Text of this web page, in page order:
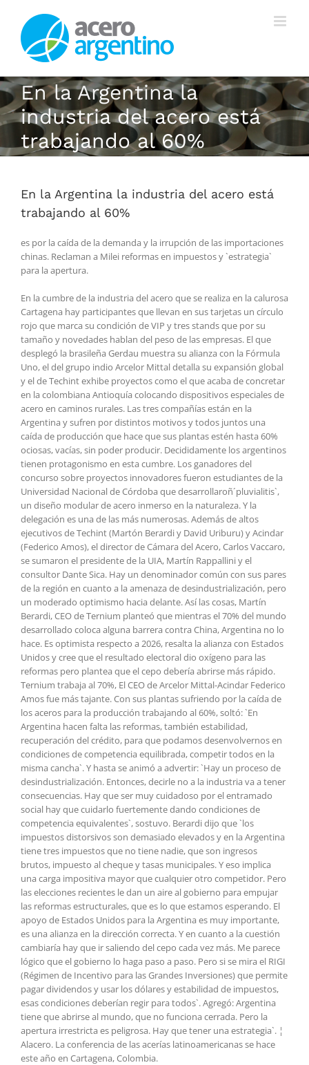
contenido
En la Argentina la
industria del acero está
trabajando al 60%
En la Argentina la industria del acero está
trabajando al 60%
es por la caída de la demanda y la irrupción de las importaciones
chinas. Reclaman a Milei reformas en impuestos y `estrategia`
para la apertura.
En la cumbre de la industria del acero que se realiza en la calurosa
Cartagena hay participantes que llevan en sus tarjetas un círculo
rojo que marca su condición de VIP y tres stands que por su
tamaño y novedades hablan del peso de las empresas. El que
desplegó la brasileña Gerdau muestra su alianza con la Fórmula
Uno, el del grupo indio Arcelor Mittal detalla su expansión global
y el deTechintexhibe proyectos como el que acaba de concretar
en la colombiana Antioquía colocando dispositivos especiales de
acero en caminos rurales. Las tres compañías están en la
Argentina y sufren por distintos motivos y todos juntos una
caída de producción que hace que sus plantas estén hasta 60%
ociosas, vacías, sin poder producir. Decididamente los argentinos
tienen protagonismo en esta cumbre. Los ganadores del
concurso sobre proyectos innovadores fueron estudiantes de la
Universidad Nacional de Córdoba que desarrollaroñ´pluvialitis`,
un diseño modular de acero inmerso en la naturaleza. Y la
delegación es una de las más numerosas. Además de altos
ejecutivos deTechint(Martón Berardi y David Uriburu) y Acindar
(Federico Amos), el director de Cámara del Acero, Carlos Vaccaro,
se sumaron el presidente de la UIA, Martín Rappallini y el
consultor Dante Sica. Hay un denominador común con sus pares
de la región en cuanto a la amenaza de desindustrialización, pero
un moderado optimismo hacia delante. Así las cosas, Martín
Berardi, CEO de Ternium planteó que mientras el 70% del mundo
desarrollado coloca alguna barrera contra China, Argentina no lo
hace. Es optimista respecto a 2026, resalta la alianza con Estados
Unidos y cree que el resultado electoral dio oxígeno para las
reformas pero plantea que el cepo debería abrirse más rápido.
Ternium trabaja al 70%, El CEO de Arcelor Mittal-Acindar Federico
Amos fue más tajante. Con sus plantas sufriendo por la caída de
los aceros para la producción trabajando al 60%, soltó: `En
Argentina hacen falta las reformas, también estabilidad,
recuperación del crédito, para que podamos desenvolvernos en
condiciones de competencia equilibrada, competir todos en la
misma cancha`. Y hasta se animó a advertir: `Hay un proceso de
desindustrialización. Entonces, decirle no a la industria va a tener
consecuencias. Hay que ser muy cuidadoso por el entramado
social hay que cuidarlo fuertemente dando condiciones de
competencia equivalentes`, sostuvo. Berardi dijo que `los
impuestos distorsivos son demasiado elevados y en la Argentina
tiene tres impuestos que no tiene nadie, que son ingresos
brutos, impuesto al cheque y tasas municipales. Y eso implica
una carga impositiva mayor que cualquier otro competidor. Pero
las elecciones recientes le dan un aire al gobierno para empujar
las reformas estructurales, que es lo que estamos esperando. El
apoyo de Estados Unidos para la Argentina es muy importante,
es una alianza en la dirección correcta. Y en cuanto a la cuestión
cambiaría hay que ir saliendo del cepo cada vez más. Me parece
lógico que el gobierno lo haga paso a paso. Pero si se mira el RIGI
(Régimen de Incentivo para las Grandes Inversiones) que permite
pagar dividendos y usar los dólares y estabilidad de impuestos,
esas condiciones deberían regir para todos`. Agregó: Argentina
tiene que abrirse al mundo, que no funciona cerrada. Pero la
apertura irrestricta es peligrosa. Hay que tener una estrategia`. ¦
Alacero. La conferencia de las acerías latinoamericanas se hace
este año en Cartagena, Colombia.